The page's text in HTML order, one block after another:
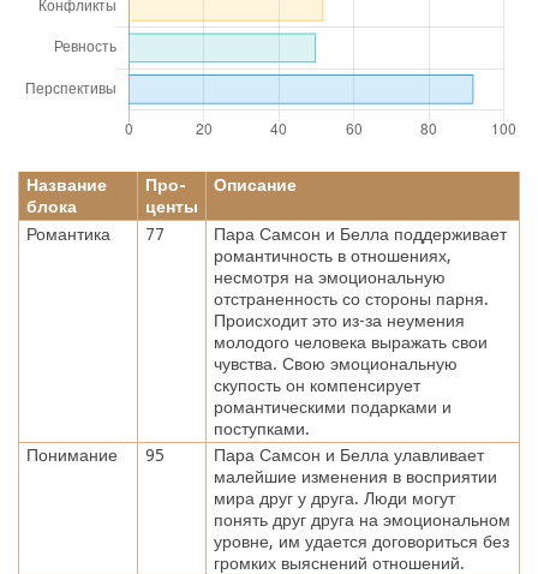
Название
блока
Про-
центы
Описание
Романтика 77
Пара Самсон и Белла поддерживает
романтичность в отношениях,
несмотря на эмоциональную
отстраненность со стороны парня.
Происходит это из-за неумения
молодого человека выражать свои
чувства. Свою эмоциональную
скупость он компенсирует
романтическими подарками и
поступками.
Понимание
95
Пара Самсон и Белла улавливает
малейшие изменения в восприятии
мира друг у друга. Люди могут
понять друг друга на эмоциональном
уровне, им удается договориться без
громких выяснений отношений.